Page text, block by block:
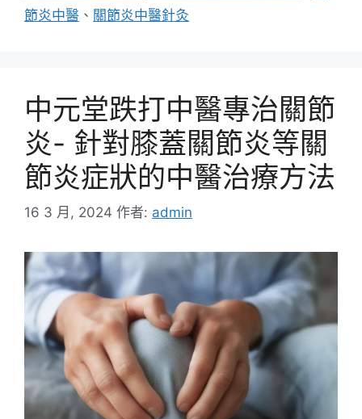
節炎中醫 、 關節炎中醫針灸
中元堂跌打中醫專治關節
炎- 針對膝蓋關節炎等關
節炎症狀的中醫治療方法
16 3 月, 2024 作者: admin